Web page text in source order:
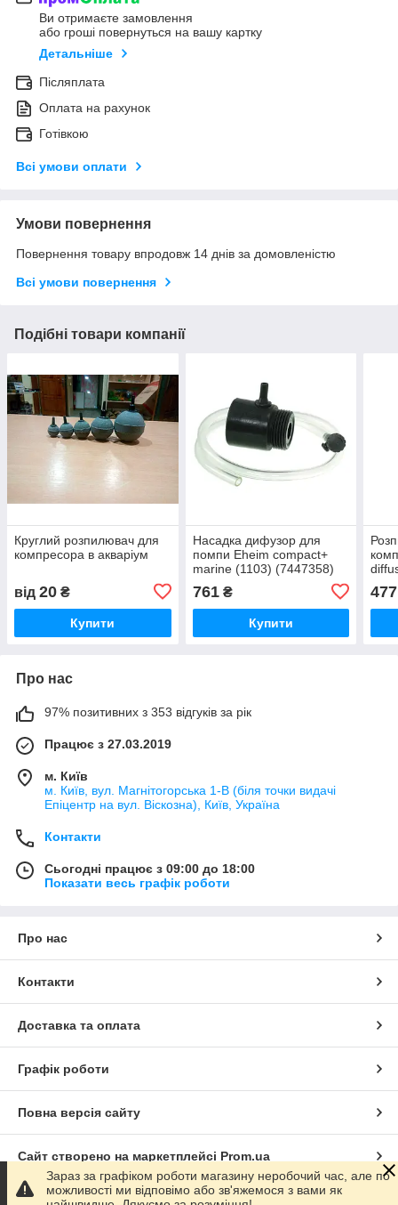
Ви отримаєте замовлення
або гроші повернуться на вашу картку
Детальніше
Післяплата
Оплата на рахунок
Готівкою
Всі умови оплати
Умови повернення
Повернення товару впродовж 14 днів за домовленістю
Всі умови повернення
Подібні товари компанії
Круглий розпилювач для
компресора в акваріум
від 20 ₴
Купити
Насадка дифузор для
помпи Eheim compact+
marine (1103) (7447358)
761₴
Купити
477
Про нас
97% позитивних з 353 відгуків за рік
Працює з 27.03.2019
м. Київ
м. Київ, вул. Магнітогорська 1-В (біля точки видачі
Епіцентр на вул. Віскозна), Київ, Україна
Контакти
Сьогодні працює з 09:00 до 18:00
Показати весь графік роботи
Про нас
Контакти
Доставка та оплата
Графік роботи
Повна версія сайту
Сайт створено на маркетплейсі Prom.ua
Політика конфіденційності
Зараз за графіком роботи магазину неробочий час, але по
можливості ми відповімо або зв'яжемося з вами як